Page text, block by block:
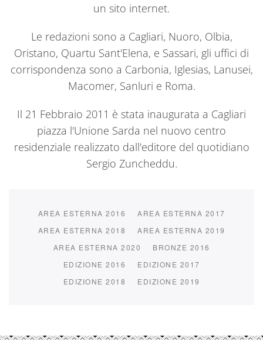
un sito internet.
Le redazioni sono a Cagliari, Nuoro, Olbia,
Oristano, Quartu Sant'Elena, e Sassari, gli uffici di
corrispondenza sono a Carbonia, Iglesias, Lanusei,
Macomer, Sanluri e Roma.
Il 21 Febbraio 2011 è stata inaugurata a Cagliari
piazza l'Unione Sarda nel nuovo centro
residenziale realizzato dall'editore del quotidiano
Sergio Zuncheddu.
AREA ESTERNA 2016
AREA ESTERNA 2017
AREA ESTERNA 2018
AREA ESTERNA 2019
AREA ESTERNA 2020
BRONZE 2016
EDIZIONE 2016
EDIZIONE 2017
EDIZIONE 2018
EDIZIONE 2019